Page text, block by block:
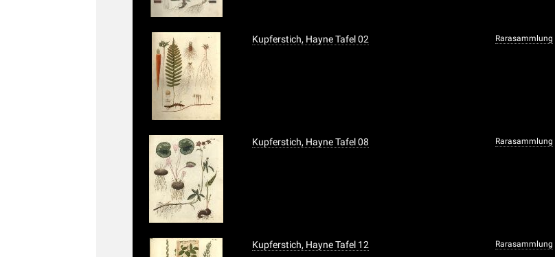
Kupferstich, Hayne Tafel 02 Rarasammlung
Kupferstich, Hayne Tafel 08 Rarasammlung
Kupferstich, Hayne Tafel 12 Rarasammlung